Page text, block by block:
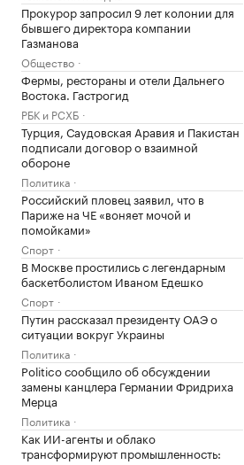
Прокурор запросил 9 лет колонии для
бывшего директора компании
Газманова
Общество
Фермы, рестораны и отели Дальнего
Востока. Гастрогид
РБК и РСХБ
Турция, Саудовская Аравия и Пакистан
подписали договор о взаимной
обороне
Политика
Российский пловец заявил, что в
Париже на ЧЕ «воняет мочой и
помойками»
Спорт
В Москве простились с легендарным
баскетболистом Иваном Едешко
Спорт
Путин рассказал президенту ОАЭ о
ситуации вокруг Украины
Политика
Politico сообщило об обсуждении
замены канцлера Германии Фридриха
Мерца
Политика
Как ИИ-агенты и облако
трансформируют промышленность: